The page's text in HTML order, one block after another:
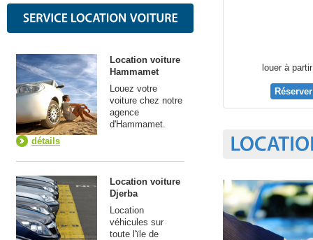
Location voiture
Hammamet
Louez votre
voiture chez notre
agence
d'Hammamet.
détails
Location voiture
Djerba
Location
véhicules sur
toute l'ïle de
louer à
Réserver